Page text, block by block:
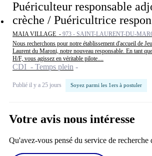
Puériculteur responsable
crèche / Puéricultrice
MAIA VILLAGE - 973 - SAINT-LAURENT-DU-
Nous recherchons pour notre établissement d'accueil de
Laurent du Maroni, notre nouveau responsable. En tant
H/F, vous agissez en véritable pilote....
CDI - Temps plein
Publié il y a 25 jours Soyez parmi les 1ers à postuler
Votre avis nous intéresse
Qu'avez-vous pensé du service de recherche